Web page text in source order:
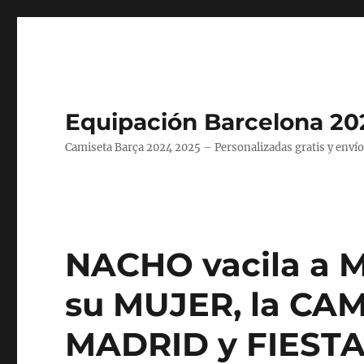
Equipación Barcelona
Camiseta Barça 2024 2025 – Personalizadas gratis y
NACHO vacila a
su MUJER, la
MADRID y